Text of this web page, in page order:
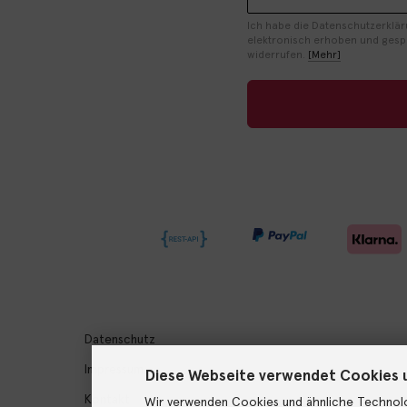
Ich habe die
elektronisch erhoben und
widerrufen. [Mehr]
Datenschutz
Impressum
Kontakt
Diese Webseite verwendet Cookies
Wir verwenden Cookies und ähnliche